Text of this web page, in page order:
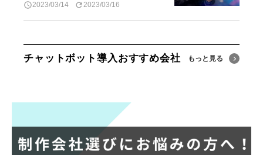
access_time2023/03/14 refresh2023/03/16
チャットボット導入おすすめ会社 もっと見る